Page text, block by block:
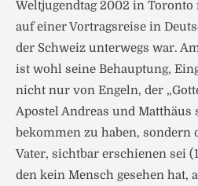
Weltjugendtag 2002 in
auf einer Vortragsreise in
der Schweiz unterwegs war.
ist wohl seine Behauptung,
nicht nur von Engeln, der
Apostel Andreas und Matthäus
bekommen zu haben, sondern
Vater, sichtbar erschienen sei
den kein Mensch gesehen hat,